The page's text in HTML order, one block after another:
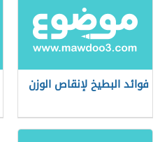
فوائد البطيخ لإنقاص الوزن